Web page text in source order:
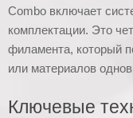
Combo включает
комплектации. Это
филамента, который
или материалов
Ключевые